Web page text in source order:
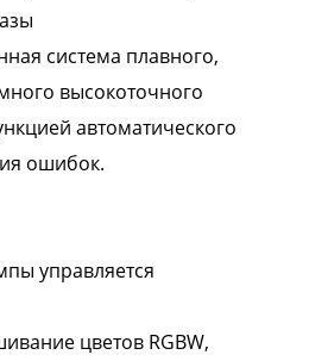
система плавного,
высокоточного
автоматического
ошибок.
управляется
цветов RGBW,